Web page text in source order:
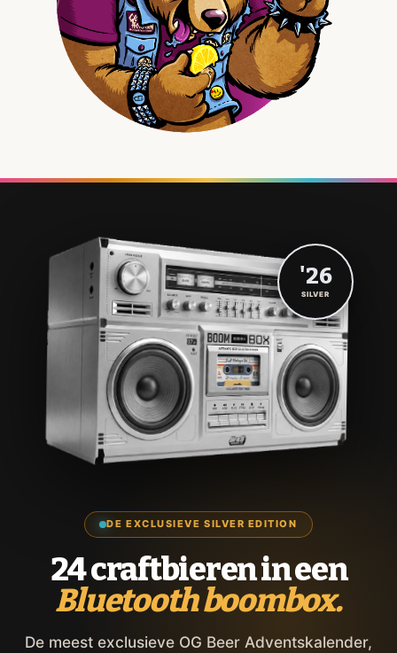
DE EXCLUSIEVE SILVER EDITION
24 craftbieren in een
Bluetooth boombox.
De meest exclusieve OG Beer Adventskalender,
'26
SILVER